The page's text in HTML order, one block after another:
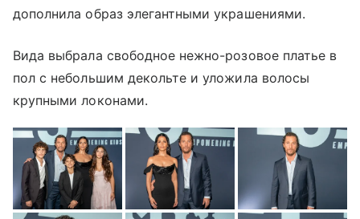
дополнила образ элегантными украшениями.
Вида выбрала свободное нежно-розовое платье в
пол с небольшим декольте и уложила волосы
крупными локонами.